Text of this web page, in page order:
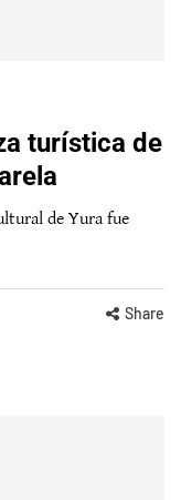
turística de
de Yura fue
Share